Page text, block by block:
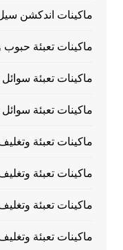
ماكينات اندكشن سيل
ماكينات تعبئة حبوب
ماكينات تعبئة
ماكينات تعبئة
ماكينات تعبئة
ماكينات تعبئة
ماكينات تعبئة
ماكينات تعبئة